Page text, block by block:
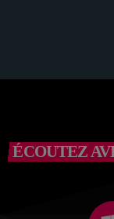
ÉCOUTEZ